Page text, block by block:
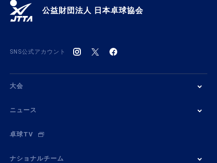
公益財団法人 日本卓球協会
SNS公式アカウント
大会
ニュース
卓球TV
ナショナルチーム